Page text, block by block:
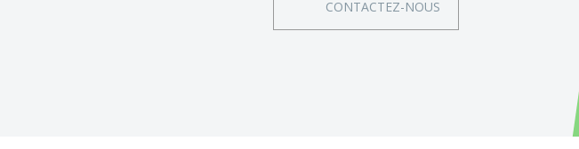
CONTACTEZ-NOUS